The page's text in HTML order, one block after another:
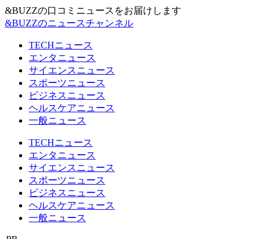
&BUZZの口コミニュースをお届けします
&BUZZのニュースチャンネル
TECHニュース
エンタニュース
サイエンスニュース
スポーツニュース
ビジネスニュース
ヘルスケアニュース
一般ニュース
TECHニュース
エンタニュース
サイエンスニュース
スポーツニュース
ビジネスニュース
ヘルスケアニュース
一般ニュース